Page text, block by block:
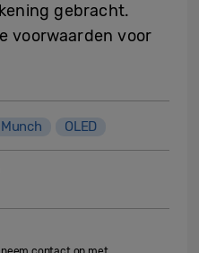
gebracht.
voorwaarden voor
Munch OLED